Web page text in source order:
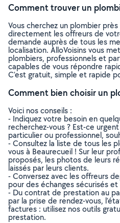
Comment trouver un
Vous cherchez un plombier
directement les offreurs de
demande auprès de tous les
localisation. AlloVoisins vous
plombiers, professionnels et
capables de vous répondre
C’est gratuit, simple et rapide
Comment bien choisir un
Voici nos conseils :
- Indiquez votre besoin en
recherchez-vous ? Est-ce
particulier ou professionnel,
- Consultez la liste de tous les
vous à Beaurecueil ! Sur leur
proposés, les photos de leurs
laissés par leurs clients.
- Conversez avec les offreurs
pour des échanges sécurisés
- Du contrat de prestation au
par la prise de rendez-vous,
factures : utilisez nos outils
prestation.